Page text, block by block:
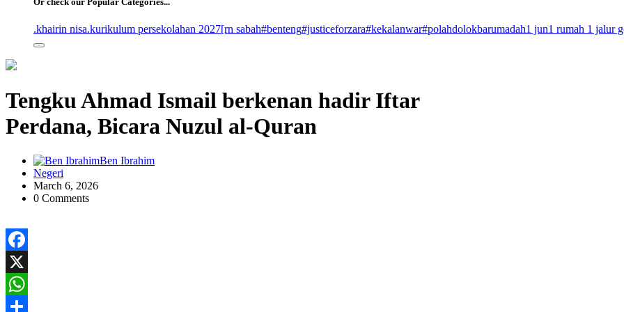
.khairin nisa.kurikulum persekolahan 2027[rn sabah#benteng#justiceforzara#kekalanwar#polahdolokbarumadah1 jun1 rumah 1 jalur
Tengku Ahmad Ismail berkenan hadir Iftar
Perdana, Bicara Nuzul al-Quran
Ben Ibrahim
Negeri
March 6, 2026
0 Comments
Facebook
X
WhatsApp